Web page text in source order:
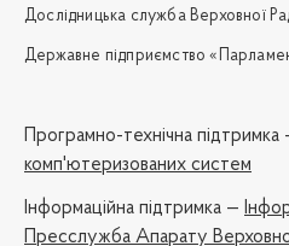
Дослідницька служба Верховної
Державне підприємство
Програмно-технічна підтримка
комп'ютеризованих систем
Iнформаційна підтримка —
Пресслужба Апарату